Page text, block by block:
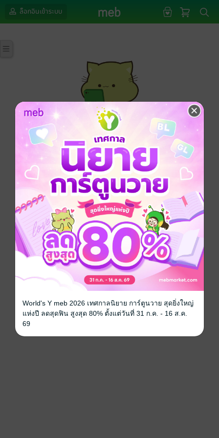
ล็อกอินเข้าระบบ
กรุณาเข้าสู่ระบบก่อนดำเนินรายการด้วยค่ะ
ล็อกอินเข้าระบบ
World's Y meb 2026 เทศกาลนิยาย การ์ตูนวาย สุดยิ่งใหญ่
แห่งปี ลดสุดฟิน สูงสุด 80% ตั้งแต่วันที่ 31 ก.ค. - 16 ส.ค.
69